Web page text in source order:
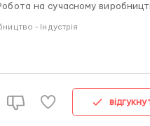
на сучасному
у Литві. Підприємство
і нагрівальних систем.
- Індустрія